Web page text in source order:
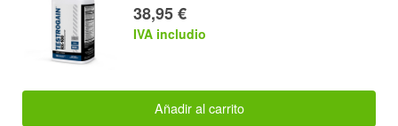
38,95 €
IVA includio
Añadir al carrito